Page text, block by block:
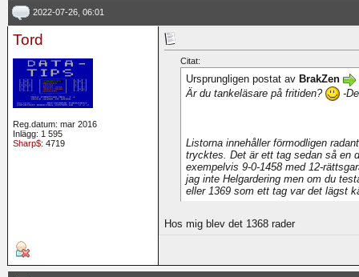
2022-07-26, 06:01
Tord
Reg.datum: mar 2016
Inlägg: 1 595
Sharp$: 4719
Citat:
Ursprungligen postat av BrakZen
Är du tankeläsare på fritiden?
-
Listorna innehåller förmodligen
trycktes. Det är ett tag sedan så en
exempelvis 9-0-1458 med 12-
jag inte Helgardering men om du
eller 1369 som ett tag var det lägst
Hos mig blev det 1368 rader